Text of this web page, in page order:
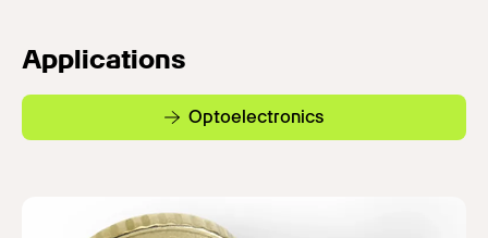
Applications
Optoelectronics